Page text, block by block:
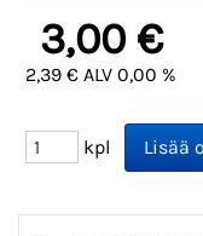
3,00 €
2,39 € ALV 0,00 %
kpl